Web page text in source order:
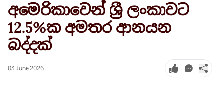
අමෙරිකාවෙන් ශ්‍රී ලංකාවට
12.5%ක අමතර ආනයන
බද්දක්
03 June 2026